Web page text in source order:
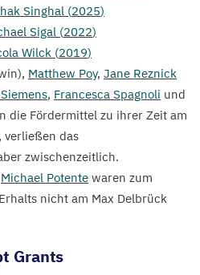
Singhal (2025)
Sigal (2022)
Wilck (2019)
Matthew Poy, Jane Reznick
, Francesca Spagnoli und
die Fördermittel zu ihrer Zeit am
verließen das
zwischenzeitlich.
Michael Potente waren zum
nicht am Max Delbrück
Grants